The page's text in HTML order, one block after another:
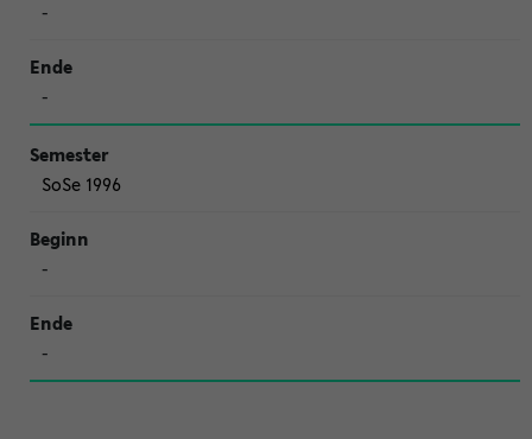
-
-
SoSe 1996
-
-